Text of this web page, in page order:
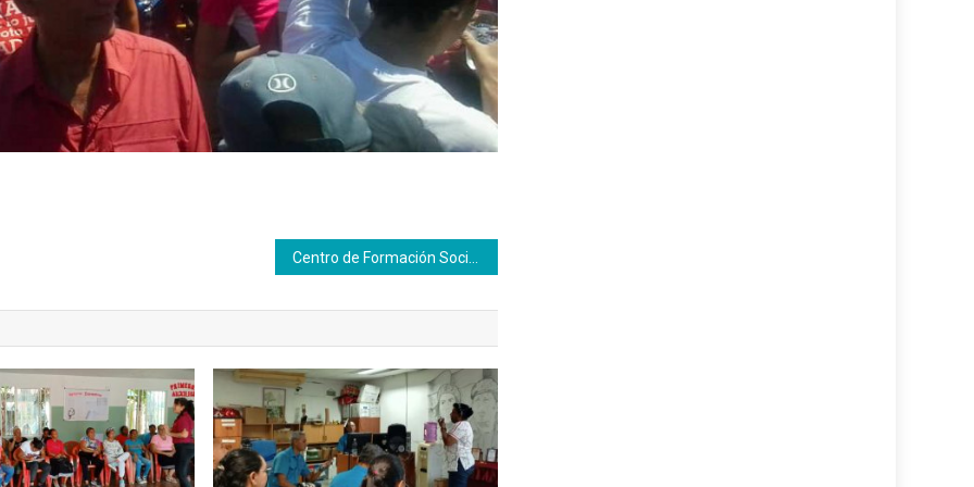
Centro de Formación Socialista Cataure y equipo comunal se unen para iniciar formación